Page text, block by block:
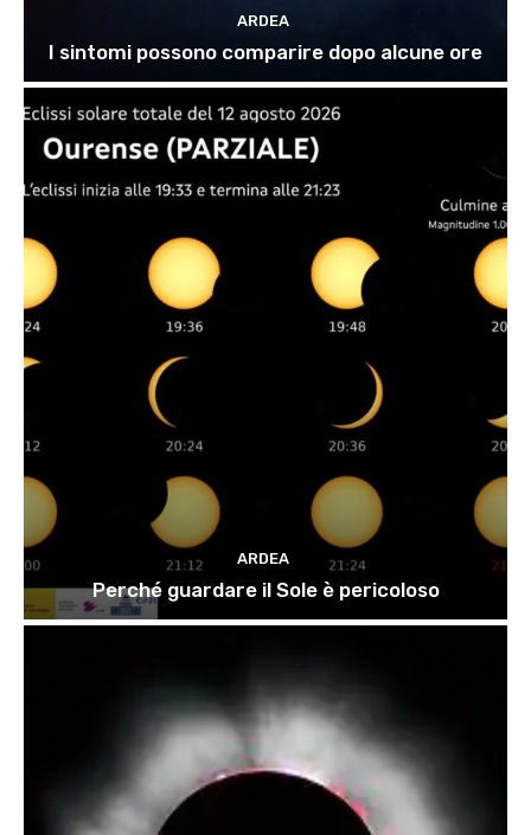
ARDEA
I sintomi possono comparire dopo alcune ore
ARDEA
Perché guardare il Sole è pericoloso